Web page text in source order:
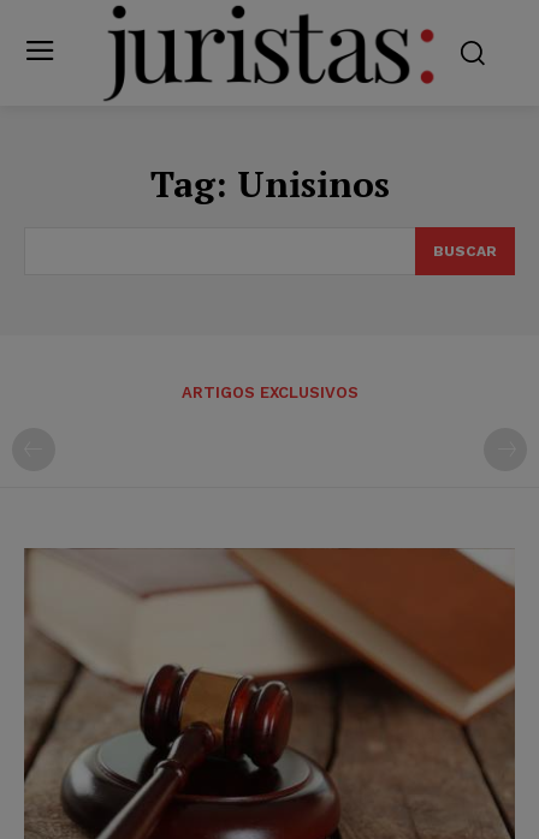
Tag: Unisinos
BUSCAR
ARTIGOS EXCLUSIVOS